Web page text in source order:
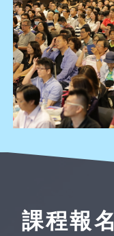
課程報名